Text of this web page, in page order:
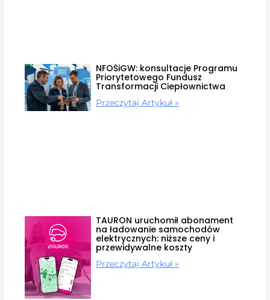
NFOŚiGW: konsultacje Programu
Priorytetowego Fundusz
Transformacji Ciepłownictwa
Przeczytaj Artykuł »
TAURON uruchomił abonament
na ładowanie samochodów
elektrycznych: niższe ceny i
przewidywalne koszty
Przeczytaj Artykuł »